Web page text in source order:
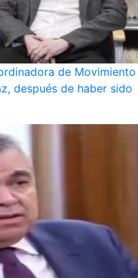
de Movimiento
después de haber sido